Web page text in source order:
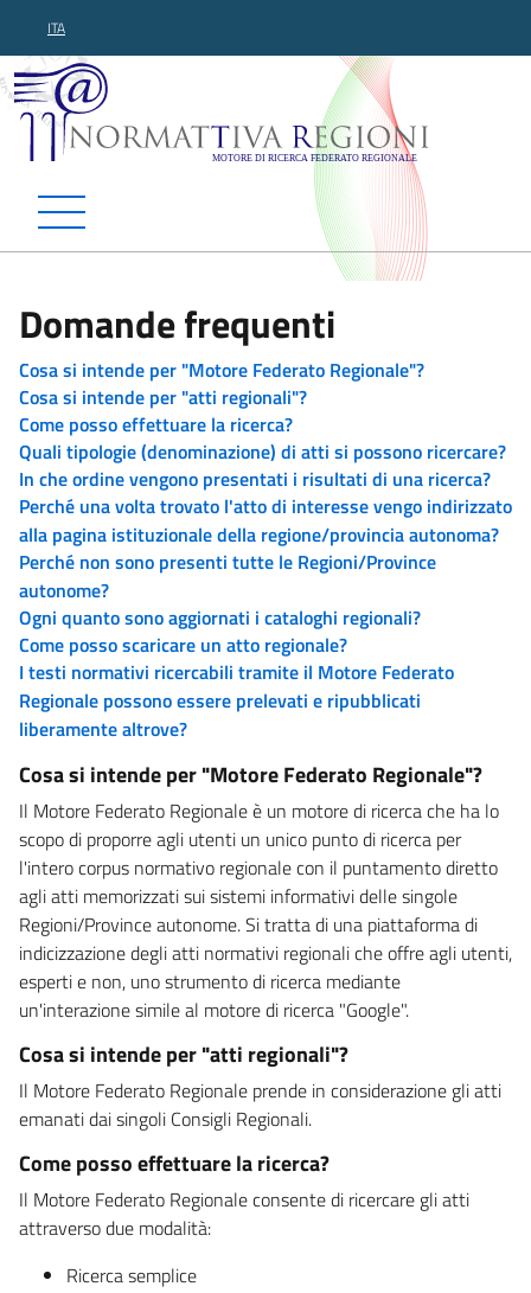
ITA
Normattiva Regioni -
Domande frequenti
Cosa si intende per "Motore Federato Regionale"?
Cosa si intende per "atti regionali"?
Come posso effettuare la ricerca?
Quali tipologie (denominazione) di atti si possono ricercare?
In che ordine vengono presentati i risultati di una ricerca?
Perché una volta trovato l'atto di interesse vengo indirizzato
alla pagina istituzionale della regione/provincia autonoma?
Perché non sono presenti tutte le Regioni/Province
autonome?
Ogni quanto sono aggiornati i cataloghi regionali?
Come posso scaricare un atto regionale?
I testi normativi ricercabili tramite il Motore Federato
Regionale possono essere prelevati e ripubblicati
liberamente altrove?
Cosa si intende per "Motore Federato Regionale"?
Il Motore Federato Regionale è un motore di ricerca che ha lo
scopo di proporre agli utenti un unico punto di ricerca per
l'intero corpus normativo regionale con il puntamento diretto
agli atti memorizzati sui sistemi informativi delle singole
Regioni/Province autonome. Si tratta di una piattaforma di
indicizzazione degli atti normativi regionali che offre agli utenti,
esperti e non, uno strumento di ricerca mediante
un'interazione simile al motore di ricerca "Google".
Cosa si intende per "atti regionali"?
Il Motore Federato Regionale prende in considerazione gli atti
emanati dai singoli Consigli Regionali.
Come posso effettuare la ricerca?
Il Motore Federato Regionale consente di ricercare gli atti
attraverso due modalità:
Ricerca semplice